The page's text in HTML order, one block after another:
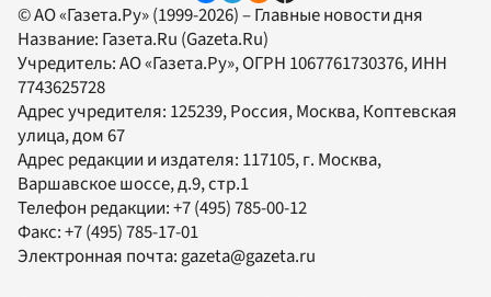
© АО «Газета.Ру» (1999-2026) – Главные новости дня
Название: Газета.Ru (Gazeta.Ru)
Учредитель:АО «Газета.Ру», ОГРН 1067761730376, ИНН
7743625728
Адрес учредителя: 125239, Россия, Москва, Коптевская
улица, дом 67
Адрес редакции и издателя: 117105, г. Москва,
Варшавское шоссе, д.9, стр.1
Телефон редакции:+7 (495) 785-00-12
Факс:+7 (495) 785-17-01
Электронная почта: gazeta@gazeta.ru